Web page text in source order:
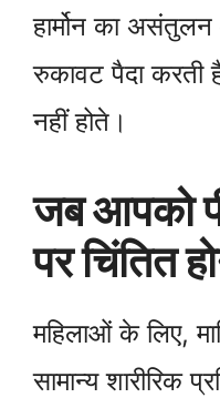
हार्मोन का
रुकावट पैदा करती
नहीं होते।
जब आपको
पर चिंतित
महिलाओं के लिए,
सामान्य शारीरिक